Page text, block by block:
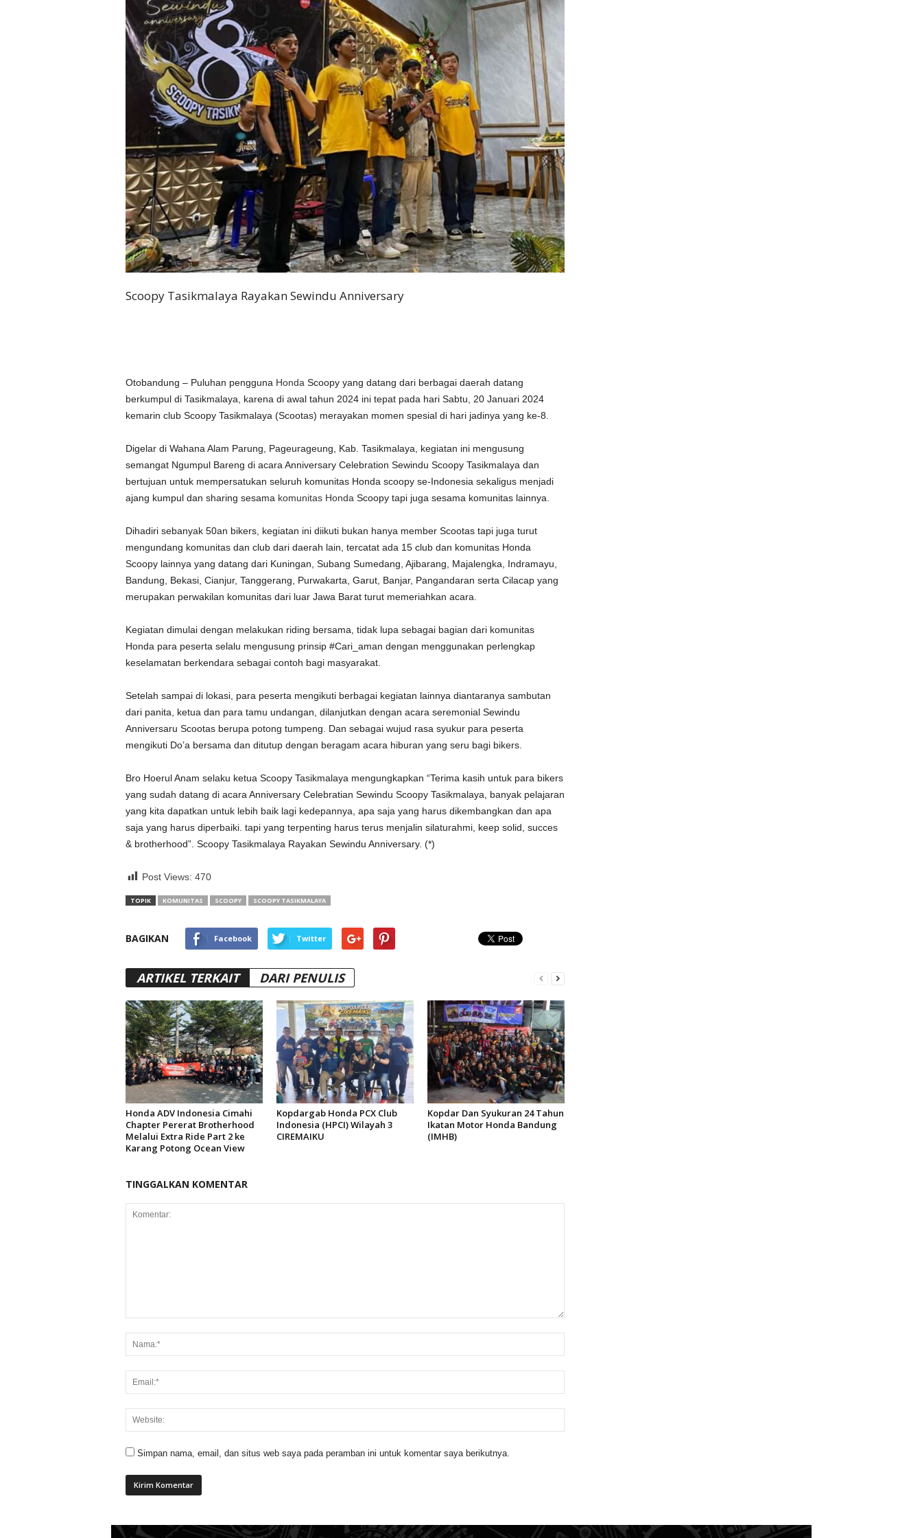
Scoopy Tasikmalaya Rayakan Sewindu Anniversary
Otobandung – Puluhan pengguna Honda Scoopy yang datang dari berbagai daerah datang
berkumpul di Tasikmalaya, karena di awal tahun 2024 ini tepat pada hari Sabtu, 20 Januari 2024
kemarin club Scoopy Tasikmalaya (Scootas) merayakan momen spesial di hari jadinya yang ke-8.
Digelar di Wahana Alam Parung, Pageurageung, Kab. Tasikmalaya, kegiatan ini mengusung
semangat Ngumpul Bareng di acara Anniversary Celebration Sewindu Scoopy Tasikmalaya dan
bertujuan untuk mempersatukan seluruh komunitas Honda scoopy se-Indonesia sekaligus menjadi
ajang kumpul dan sharing sesama komunitas Honda Scoopy tapi juga sesama komunitas lainnya.
Dihadiri sebanyak 50an bikers, kegiatan ini diikuti bukan hanya member Scootas tapi juga turut
mengundang komunitas dan club dari daerah lain, tercatat ada 15 club dan komunitas Honda
Scoopy lainnya yang datang dari Kuningan, Subang Sumedang, Ajibarang, Majalengka, Indramayu,
Bandung, Bekasi, Cianjur, Tanggerang, Purwakarta, Garut, Banjar, Pangandaran serta Cilacap yang
merupakan perwakilan komunitas dari luar Jawa Barat turut memeriahkan acara.
Kegiatan dimulai dengan melakukan riding bersama, tidak lupa sebagai bagian dari komunitas
Honda para peserta selalu mengusung prinsip #Cari_aman dengan menggunakan perlengkap
keselamatan berkendara sebagai contoh bagi masyarakat.
Setelah sampai di lokasi, para peserta mengikuti berbagai kegiatan lainnya diantaranya sambutan
dari panita, ketua dan para tamu undangan, dilanjutkan dengan acara seremonial Sewindu
Anniversaru Scootas berupa potong tumpeng. Dan sebagai wujud rasa syukur para peserta
mengikuti Do’a bersama dan ditutup dengan beragam acara hiburan yang seru bagi bikers.
Bro Hoerul Anam selaku ketua Scoopy Tasikmalaya mengungkapkan “Terima kasih untuk para bikers
yang sudah datang di acara Anniversary Celebratian Sewindu Scoopy Tasikmalaya, banyak pelajaran
yang kita dapatkan untuk lebih baik lagi kedepannya, apa saja yang harus dikembangkan dan apa
saja yang harus diperbaiki. tapi yang terpenting harus terus menjalin silaturahmi, keep solid, succes
& brotherhood”. Scoopy Tasikmalaya Rayakan Sewindu Anniversary. (*)
Post Views: 470
TOPIK KOMUNITAS SCOOPY SCOOPY TASIKMALAYA
BAGIKAN Facebook Twitter
ARTIKEL TERKAIT DARI PENULIS
Honda ADV Indonesia Cimahi
Chapter Pererat Brotherhood
Melalui Extra Ride Part 2 ke
Karang Potong Ocean View
Kopdargab Honda PCX Club
Indonesia (HPCI) Wilayah 3
CIREMAIKU
Kopdar Dan Syukuran 24 Tahun
Ikatan Motor Honda Bandung
(IMHB)
TINGGALKAN KOMENTAR
Simpan nama, email, dan situs web saya pada peramban ini untuk komentar saya berikutnya.